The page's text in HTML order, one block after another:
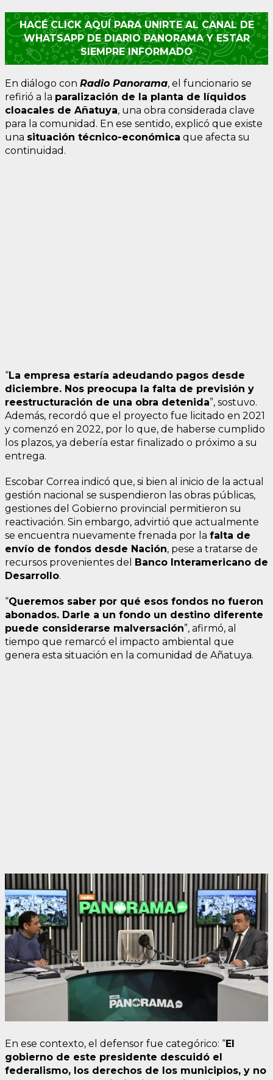
HACÉ CLICK AQUÍ PARA UNIRTE AL CANAL DE
WHATSAPP DE DIARIO PANORAMA Y ESTAR
SIEMPRE INFORMADO
En diálogo con Radio Panorama, el funcionario se
refirió a la paralización de la planta de líquidos
cloacales de Añatuya, una obra considerada clave
para la comunidad. En ese sentido, explicó que existe
una situación técnico-económica que afecta su
continuidad.
“La empresa estaría adeudando pagos desde
diciembre. Nos preocupa la falta de previsión y
reestructuración de una obra detenida”, sostuvo.
Además, recordó que el proyecto fue licitado en 2021
y comenzó en 2022, por lo que, de haberse cumplido
los plazos, ya debería estar finalizado o próximo a su
entrega.
Escobar Correa indicó que, si bien al inicio de la actual
gestión nacional se suspendieron las obras públicas,
gestiones del Gobierno provincial permitieron su
reactivación. Sin embargo, advirtió que actualmente
se encuentra nuevamente frenada por la falta de
envío de fondos desde Nación, pese a tratarse de
recursos provenientes del Banco Interamericano de
Desarrollo.
“Queremos saber por qué esos fondos no fueron
abonados. Darle a un fondo un destino diferente
puede considerarse malversación”, afirmó, al
tiempo que remarcó el impacto ambiental que
genera esta situación en la comunidad de Añatuya.
En ese contexto, el defensor fue categórico: “El
gobierno de este presidente descuidó el
federalismo, los derechos de los municipios, y no